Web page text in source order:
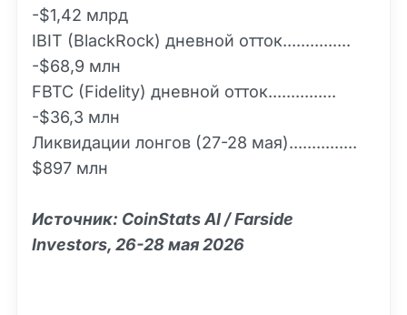
-$1,42 млрд
IBIT (BlackRock) дневной отток...............
-$68,9 млн
FBTC (Fidelity) дневной отток...............
-$36,3 млн
Ликвидации лонгов (27-28 мая)...............
$897 млн
Источник: CoinStats AI / Farside
Investors, 26-28 мая 2026